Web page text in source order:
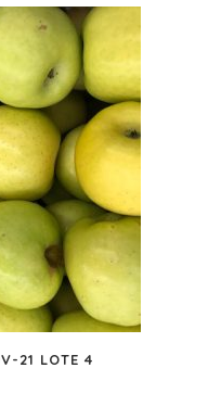
21 LOTE 4